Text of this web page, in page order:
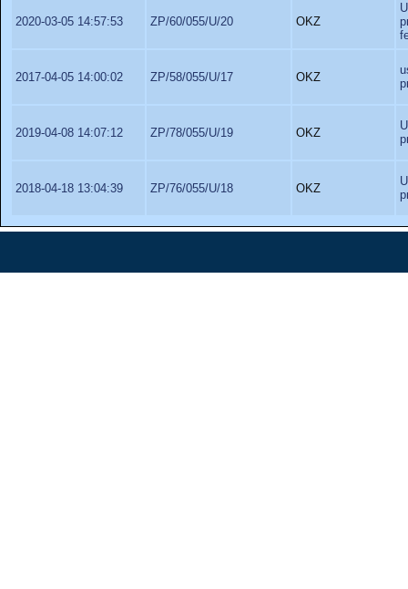
2020-03-05 14:57:53 ZP/60/055/U/20 OKZ
2017-04-05 14:00:02 ZP/58/055/U/17 OKZ
2019-04-08 14:07:12 ZP/78/055/U/19 OKZ
2018-04-18 13:04:39 ZP/76/055/U/18 OKZ